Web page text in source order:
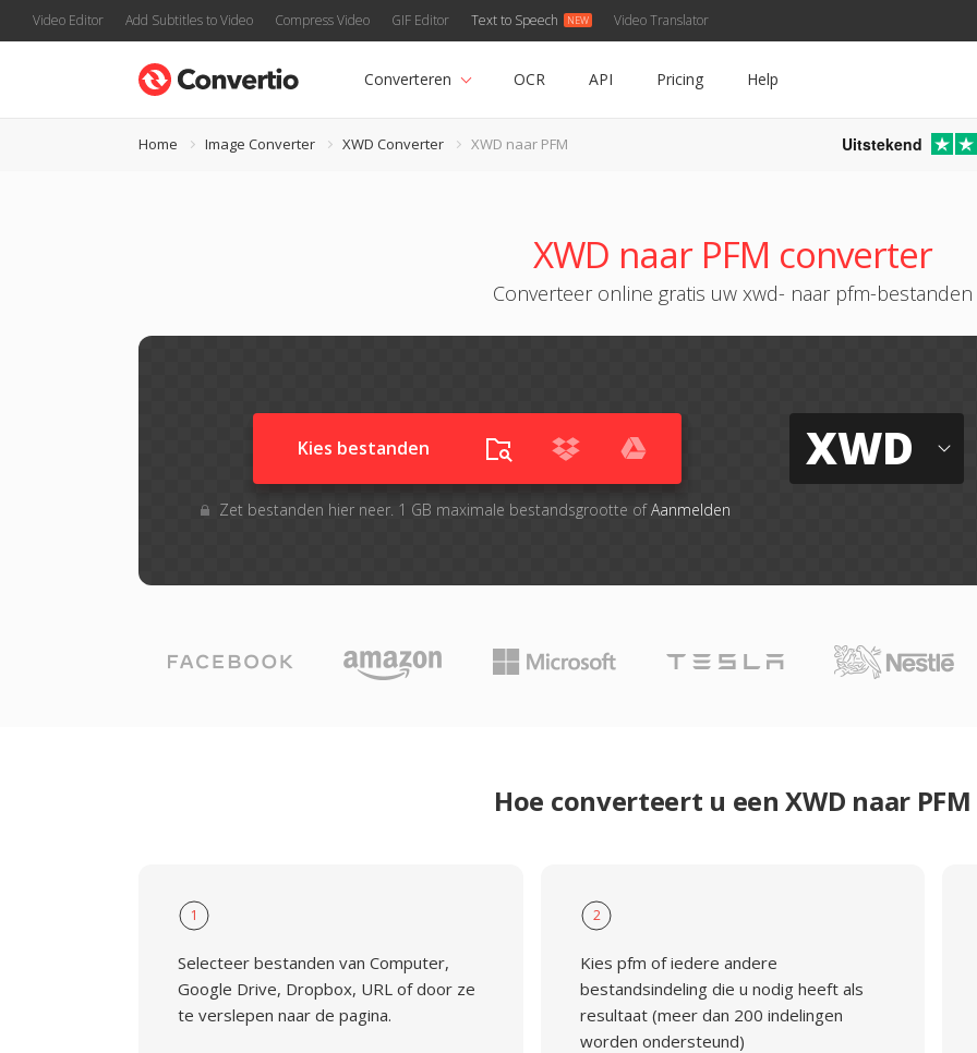
Video Editor Add Subtitles to Video Compress Video GIF Editor Text to Speech Video Translator
Converteren OCR API Pricing Help
Home Image Converter XWD Converter XWD naar PFM Uitstekend
XWD naar PFM converter
Converteer online gratis uw xwd- naar pfm-bestanden
Kies bestanden
Zet bestanden hier neer. 1 GB maximale bestandsgrootte ofAanmelden
XWD
Hoe converteert u een XWD naar PFM
1
Selecteer bestanden van Computer,
Google Drive, Dropbox, URL of door ze
te verslepen naar de pagina.
2
Kies pfm of iedere andere
bestandsindeling die u nodig heeft als
resultaat (meer dan 200 indelingen
worden ondersteund)